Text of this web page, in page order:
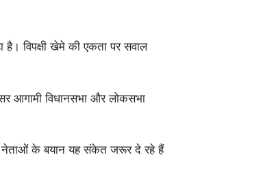
है। विपक्षी खेमे की एकता पर सवाल
आगामी विधानसभा और लोकसभा
नेताओं के बयान यह संकेत जरूर दे रहे हैं